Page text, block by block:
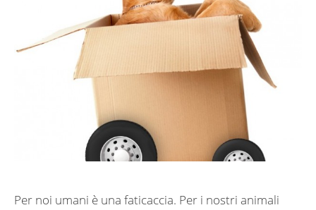
Per noi umani è una faticaccia. Per i nostri animali